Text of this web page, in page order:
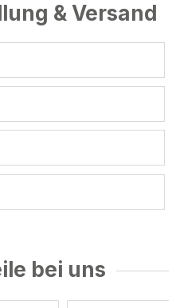
& Versand
bei uns